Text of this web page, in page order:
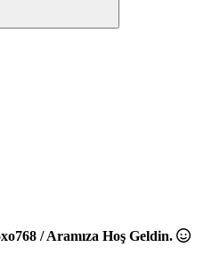
/ Aramıza Hoş Geldin.